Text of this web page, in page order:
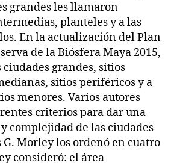
grandes les llamaron
planteles y a las
En la actualización del Plan
de la Biósfera Maya 2015,
ciudades grandes, sitios
sitios periféricos y a
menores. Varios autores
criterios para dar una
complejidad de las ciudades
G. Morley los ordenó en cuatro
consideró: el área